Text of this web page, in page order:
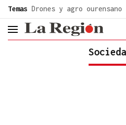
Temas Drones y agro ourensano
header.menu.open